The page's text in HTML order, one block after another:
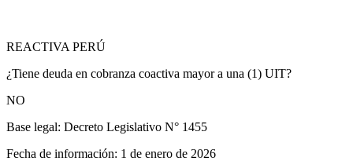
REACTIVA PERÚ
¿Tiene deuda en cobranza coactiva mayor a una (1) UIT?
NO
Base legal: Decreto Legislativo N° 1455
Fecha de información: 1 de enero de 2026